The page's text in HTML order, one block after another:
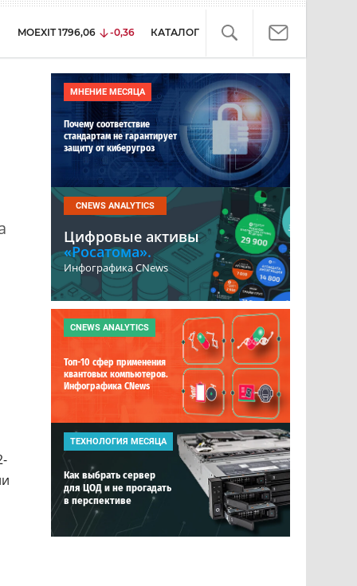
MOEXIT 1796,06 -0,36 КАТАЛОГ
МНЕНИЕ МЕСЯЦА
Почему соответствие
стандартам не гарантирует
защиту от киберугроз
CNEWS ANALYTICS
Цифровые активы
«Росатома».
Инфографика CNews
CNEWS ANALYTICS
Топ-10 сфер применения
квантовых компьютеров.
Инфографика CNews
ТЕХНОЛОГИЯ МЕСЯЦА
Как выбрать сервер
для ЦОД и не прогадать
в перспективе